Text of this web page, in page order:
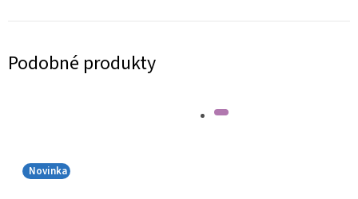
Podobné produkty
Novinka